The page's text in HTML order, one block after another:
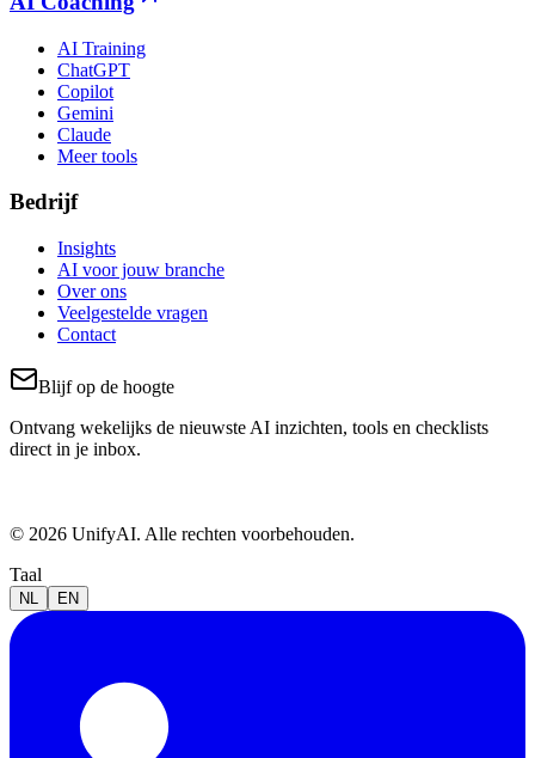
AI Training
ChatGPT
Copilot
Gemini
Claude
Meer tools
Bedrijf
Insights
AI voor jouw branche
Over ons
Veelgestelde vragen
Contact
Blijf op de hoogte
Ontvang wekelijks de nieuwste AI inzichten, tools en checklists
direct in je inbox.
© 2026 UnifyAI. Alle rechten voorbehouden.
Taal
NL EN